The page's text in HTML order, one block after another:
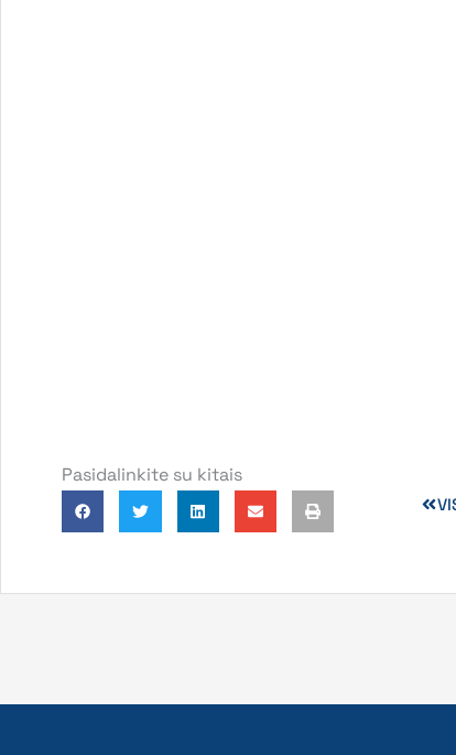
Pasidalinkite su kitais